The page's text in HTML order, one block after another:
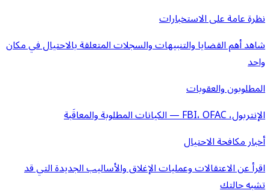
نظرة عامة على الاستخبارات
شاهد أهم القضايا والتنبيهات والسجلات المتعلقة بالاحتيال في مكان
واحد
المطلوبون والعقوبات
الإنتربول، FBI، OFAC — الكيانات المطلوبة والمعاقَبة
أخبار مكافحة الاحتيال
اقرأ عن الاعتقالات وعمليات الإغلاق والأساليب الجديدة التي قد
تشبه حالتك